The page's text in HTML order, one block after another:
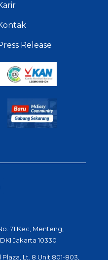
Release
71 Kec, Menteng,
Jakarta 10330
Plaza, Lt. 8 Unit 801-803,